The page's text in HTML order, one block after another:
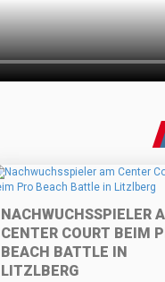
NACHWUCHSSPIELER
CENTER COURT BEIM
BEACH BATTLE IN
LITZLBERG